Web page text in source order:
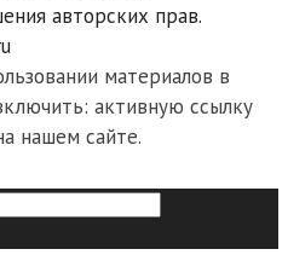
авторских прав.
материалов в
активную ссылку
нашем сайте.